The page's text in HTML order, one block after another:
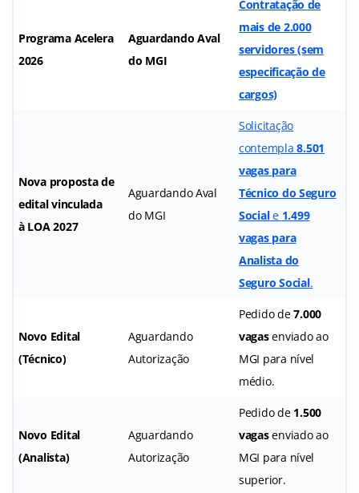
Programa Acelera
2026
Aguardando Aval
do MGI
Contratação de
mais de 2.000
servidores(sem
especificação de
cargos)
Nova proposta de
edital vinculada
à LOA 2027
Aguardando Aval
do MGI
Solicitação
contempla8.501
vagas para
Técnico do Seguro
Sociale 1.499
vagas para
Analista do
Seguro Social.
Novo Edital
(Técnico)
Aguardando
Autorização
Pedido de7.000
vagasenviado ao
MGI para nível
médio.
Novo Edital
(Analista)
Aguardando
Autorização
Pedido de 1.500
vagasenviado ao
MGI para nível
superior.